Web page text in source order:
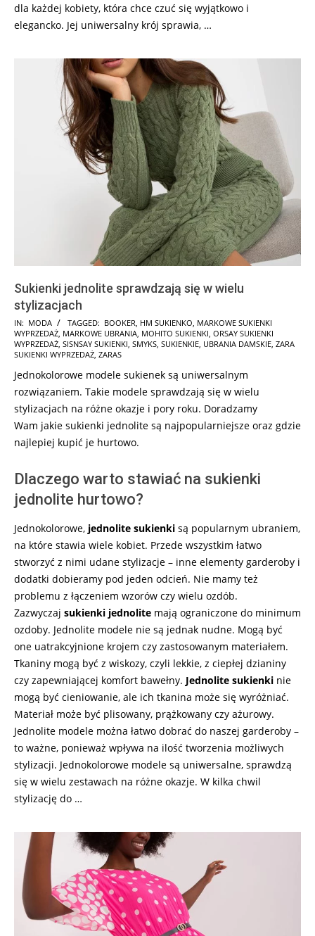
dla każdej kobiety, która chce czuć się wyjątkowo i
elegancko. Jej uniwersalny krój sprawia, …
Sukienki jednolite sprawdzają się w wielu
stylizacjach
2024-
12-
13
IN: MODA TAGGED: BOOKER, HM SUKIENKO, MARKOWE SUKIENKI
WYPRZEDAŻ, MARKOWE UBRANIA, MOHITO SUKIENKI, ORSAY SUKIENKI
WYPRZEDAŻ, SISNSAY SUKIENKI, SMYKS, SUKIENKIE, UBRANIA DAMSKIE, ZARA
SUKIENKI WYPRZEDAŻ, ZARAS
Jednokolorowe modele sukienek są uniwersalnym
rozwiązaniem. Takie modele sprawdzają się w wielu
stylizacjach na różne okazje i pory roku. Doradzamy
Wam jakie sukienki jednolite są najpopularniejsze oraz gdzie
najlepiej kupić je hurtowo.
Dlaczego warto stawiać na sukienki
jednolite hurtowo?
Jednokolorowe, jednolite sukienki są popularnym ubraniem,
na które stawia wiele kobiet. Przede wszystkim łatwo
stworzyć z nimi udane stylizacje – inne elementy garderoby i
dodatki dobieramy pod jeden odcień. Nie mamy też
problemu z łączeniem wzorów czy wielu ozdób.
Zazwyczaj sukienki jednolite mają ograniczone do minimum
ozdoby. Jednolite modele nie są jednak nudne. Mogą być
one uatrakcyjnione krojem czy zastosowanym materiałem.
Tkaniny mogą być z wiskozy, czyli lekkie, z ciepłej dzianiny
czy zapewniającej komfort bawełny. Jednolite sukienki nie
mogą być cieniowanie, ale ich tkanina może się wyróżniać.
Materiał może być plisowany, prążkowany czy ażurowy.
Jednolite modele można łatwo dobrać do naszej garderoby –
to ważne, ponieważ wpływa na ilość tworzenia możliwych
stylizacji. Jednokolorowe modele są uniwersalne, sprawdzą
się w wielu zestawach na różne okazje. W kilka chwil
stylizację do …